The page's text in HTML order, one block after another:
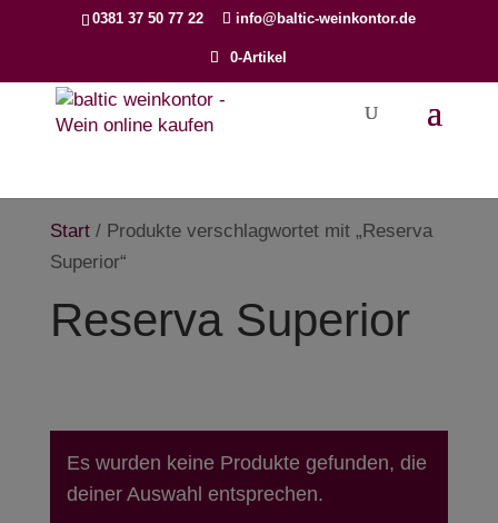
0381 37 50 77 22 info@baltic-weinkontor.de
0-Artikel
search
Start/ Produkte verschlagwortet mit „Reserva
Superior“
Reserva Superior
Es wurden keine Produkte gefunden, die
deiner Auswahl entsprechen.